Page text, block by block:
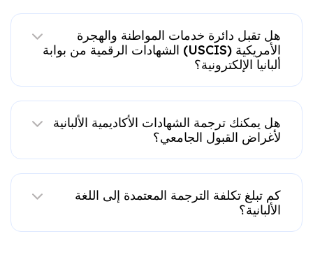
هل تقبل دائرة خدمات المواطنة والهجرة
الأمريكية (USCIS) الشهادات الرقمية من بوابة
ألبانيا الإلكترونية؟
هل يمكنك ترجمة الشهادات الأكاديمية الألبانية
لأغراض القبول الجامعي؟
كم تبلغ تكلفة الترجمة المعتمدة إلى اللغة
الألبانية؟